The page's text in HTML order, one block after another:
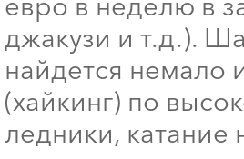
джакузи и т.д.).
найдется немало
(хайкинг) по
ледники, катание